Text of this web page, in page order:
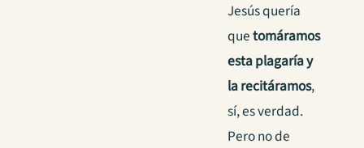
Jesús quería
quetomáramos
esta plagaría y
la recitáramos,
sí, es verdad.
Pero no de